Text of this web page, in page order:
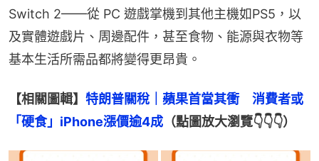
Switch 2——從 PC 遊戲掌機到其他主機如PS5，以
及實體遊戲片、周邊配件，甚至食物、能源與衣物等
基本生活所需品都將變得更昂貴。
【相關圖輯】 特朗普關稅｜蘋果首當其衝　消費者或
「硬食」iPhone漲價逾4成 （點圖放大瀏覽👇👇👇）